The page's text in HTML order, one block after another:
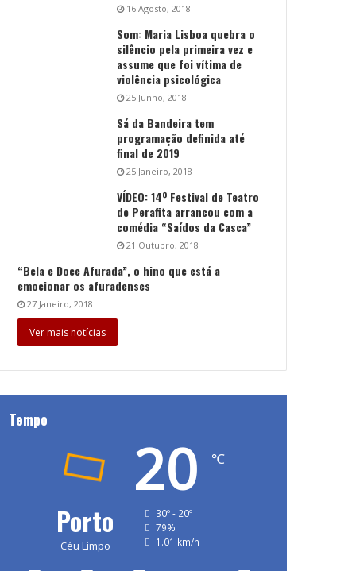
16 Agosto, 2018
Som: Maria Lisboa quebra o
silêncio pela primeira vez e
assume que foi vítima de
violência psicológica
25 Junho, 2018
Sá da Bandeira tem
programação definida até
final de 2019
25 Janeiro, 2018
VÍDEO: 14º Festival de Teatro
de Perafita arrancou com a
comédia “Saídos da Casca”
21 Outubro, 2018
“Bela e Doce Afurada”, o hino que está a
emocionar os afuradenses
27 Janeiro, 2018
Ver mais notícias
Tempo
Porto
Céu Limpo
20 ℃
30º - 20º
79%
1.01 km/h